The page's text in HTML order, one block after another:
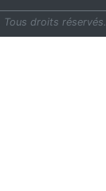
Tous droits réservés.